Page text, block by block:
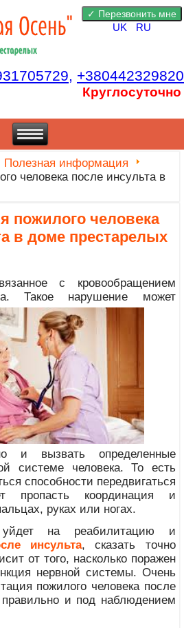
UK RU
+380442329820
Круглосуточно
Полезная информация
человека после инсульта в
пожилого человека
в доме престарелых
с кровообращением
Такое нарушение может
и вызвать определенные
системе человека. То есть
способности передвигаться
пропасть координация и
руках или ногах.
на реабилитацию и
инсульта, сказать точно
от того, насколько поражен
нервной системы. Очень
пожилого человека после
правильно и под наблюдением